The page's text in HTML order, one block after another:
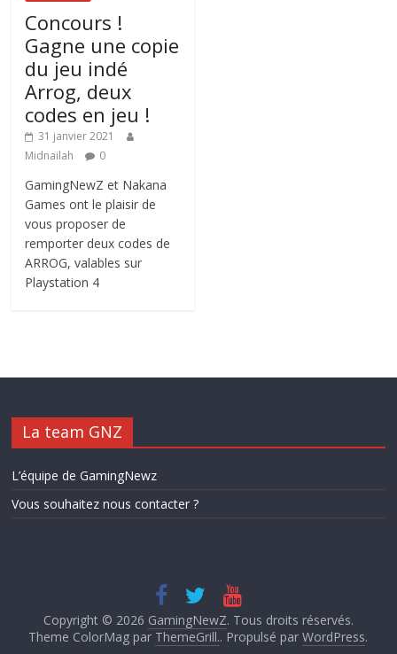
Concours !
Gagne une copie
du jeu indé
Arrog, deux
codes en jeu !
31 janvier 2021
Midnailah
0
GamingNewZ et Nakana
Games ont le plaisir de
vous proposer de
remporter deux codes de
ARROG, valables sur
Playstation 4
La team GNZ
L’équipe de GamingNewz
Vous souhaitez nous contacter ?
Copyright © 2026 GamingNewZ. Tous droits réservés.
Theme ColorMag par ThemeGrill.. Propulsé parWordPress.